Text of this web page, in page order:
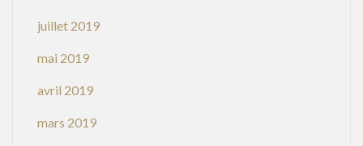
juillet 2019
mai 2019
avril 2019
mars 2019